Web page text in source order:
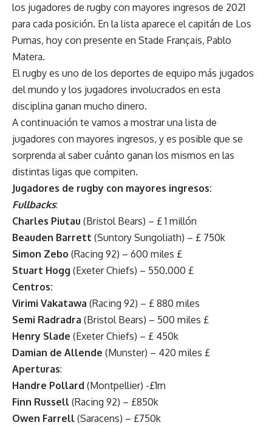
los jugadores de rugby con mayores ingresos de 2021
para cada posición. En la lista aparece el capitán de Los
Pumas, hoy con presente en Stade Français, Pablo
Matera.
El rugby es uno de los deportes de equipo más jugados
del mundo y los jugadores involucrados en esta
disciplina ganan mucho dinero.
A continuación te vamos a mostrar una lista de
jugadores con mayores ingresos, y es posible que se
sorprenda al saber cuánto ganan los mismos en las
distintas ligas que compiten.
Jugadores de rugby con mayores ingresos:
Fullbacks:
Charles Piutau (Bristol Bears) – £ 1 millón
Beauden Barrett (Suntory Sungoliath) – £ 750k
Simon Zebo (Racing 92) – 600 miles £
Stuart Hogg (Exeter Chiefs) – 550.000 £
Centros:
Virimi Vakatawa (Racing 92) – £ 880 miles
Semi Radradra (Bristol Bears) – 500 miles £
Henry Slade (Exeter Chiefs) – £ 450k
Damian de Allende (Munster) – 420 miles £
Aperturas:
Handre Pollard (Montpellier) -£1m
Finn Russell (Racing 92) – £850k
Owen Farrell (Saracens) – £750k